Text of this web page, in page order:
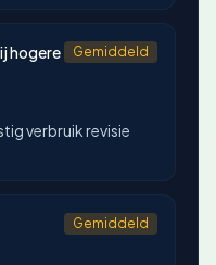
hogere
Gemiddeld
verbruik revisie
Gemiddeld